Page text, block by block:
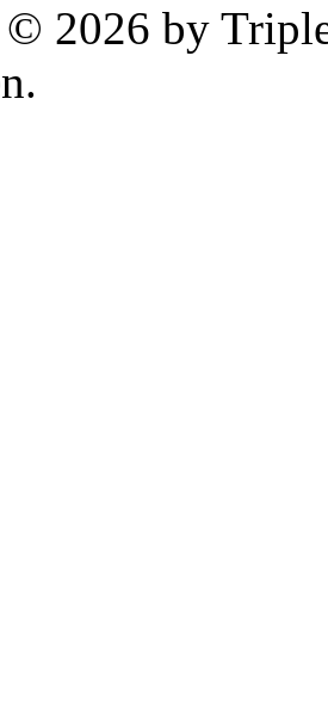
2026 by